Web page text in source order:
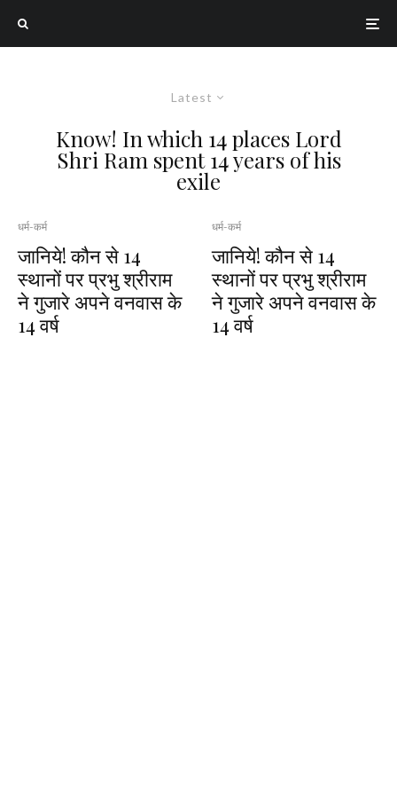
Latest
Know! In which 14 places Lord
Shri Ram spent 14 years of his
exile
धर्म-कर्म
जानिये! कौन से 14
स्थानों पर प्रभु श्रीराम
ने गुजारे अपने वनवास के
14 वर्ष
धर्म-कर्म
जानिये! कौन से 14
स्थानों पर प्रभु श्रीराम
ने गुजारे अपने वनवास के
14 वर्ष